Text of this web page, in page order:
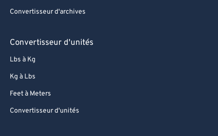
Convertisseur d'archives
Convertisseur d'unités
Lbs à Kg
Kg à Lbs
Feet à Meters
Convertisseur d'unités